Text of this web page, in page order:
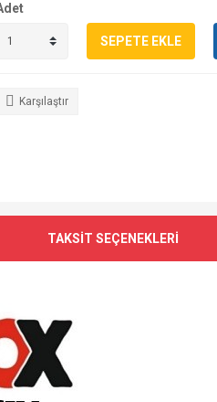
SEPETE EKLE
Karşılaştır
TAKSİT SEÇENEKLERİ